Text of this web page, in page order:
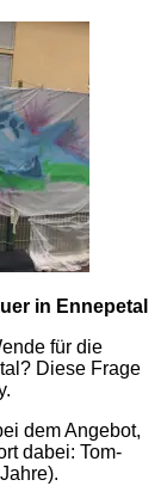
in Ennepetal
für die
Diese Frage
dem Angebot,
dabei: Tom-